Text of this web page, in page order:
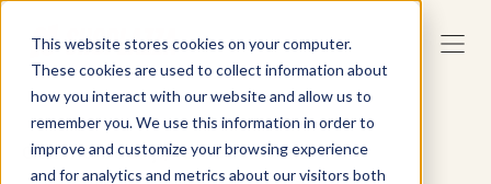
This website stores cookies on your computer.
These cookies are used to collect information about
how you interact with our website and allow us to
remember you. We use this information in order to
improve and customize your browsing experience
and for analytics and metrics about our visitors both
Gezond bedrijf, tevreden klanten